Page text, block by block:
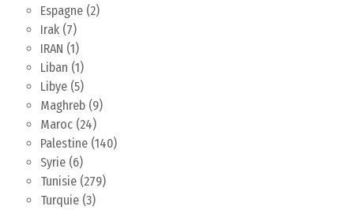
Espagne (2)
Irak (7)
IRAN (1)
Liban (1)
Libye (5)
Maghreb (9)
Maroc (24)
Palestine (140)
Syrie (6)
Tunisie (279)
Turquie (3)